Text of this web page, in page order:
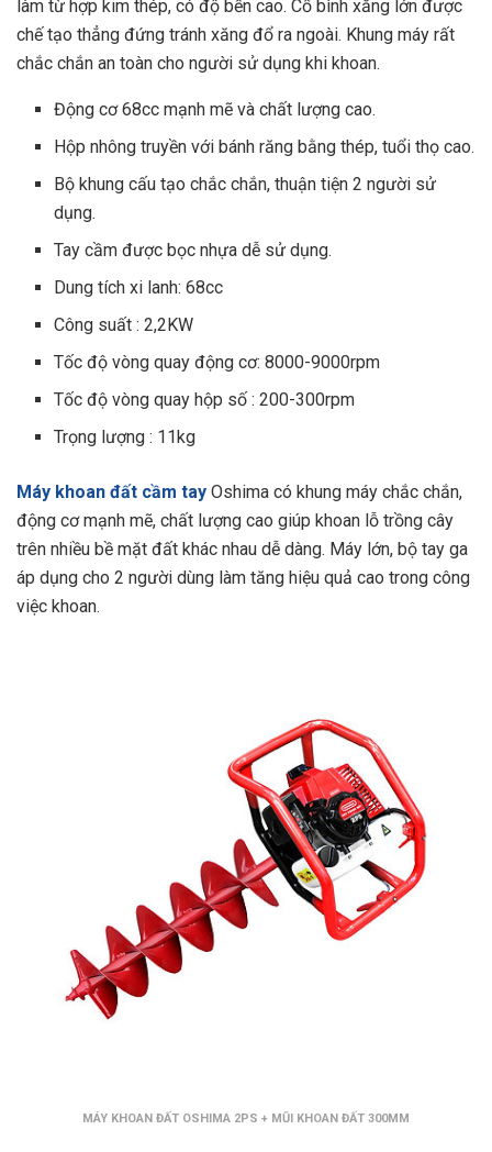
làm từ hợp kim thép, có độ bền cao. Cổ bình xăng lớn được
chế tạo thẳng đứng tránh xăng đổ ra ngoài. Khung máy rất
chắc chắn an toàn cho người sử dụng khi khoan.
Động cơ 68cc mạnh mẽ và chất lượng cao.
Hộp nhông truyền với bánh răng bằng thép, tuổi thọ cao.
Bộ khung cấu tạo chắc chắn, thuận tiện 2 người sử
dụng.
Tay cầm được bọc nhựa dễ sử dụng.
Dung tích xi lanh: 68cc
Công suất : 2,2KW
Tốc độ vòng quay động cơ: 8000-9000rpm
Tốc độ vòng quay hộp số : 200-300rpm
Trọng lượng : 11kg
Máy khoan đất cầm tay Oshima có khung máy chắc chắn,
động cơ mạnh mẽ, chất lượng cao giúp khoan lỗ trồng cây
trên nhiều bề mặt đất khác nhau dễ dàng. Máy lớn, bộ tay ga
áp dụng cho 2 người dùng làm tăng hiệu quả cao trong công
việc khoan.
MÁY KHOAN ĐẤT OSHIMA 2PS + MŨI KHOAN ĐẤT 300MM